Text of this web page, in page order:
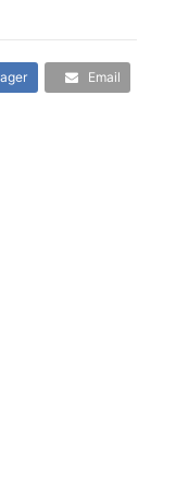
Email